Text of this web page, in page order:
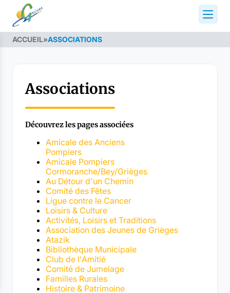
ACCUEIL»ASSOCIATIONS
Associations
Découvrez les pages associées
Amicale des Anciens
Pompiers
Amicale Pompiers
Cormoranche/Bey/Grièges
Au Détour d'un Chemin
Comité des Fêtes
Ligue contre le Cancer
Loisirs & Culture
Activités, Loisirs et Traditions
Association des Jeunes de Grièges
Atazik
Bibliothèque Municipale
Club de l'Amitié
Comité de Jumelage
Familles Rurales
Histoire & Patrimoine